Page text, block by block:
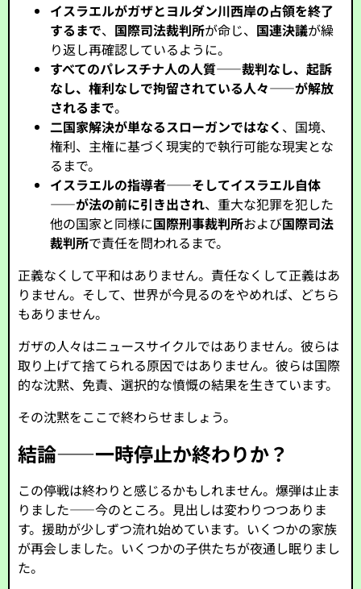
イスラエルがガザとヨルダン川西岸の占領を終了
するまで、 国際司法裁判所が命じ、 国連決議が繰
り返し再確認しているように。
すべてのパレスチナ人の人質――裁判なし、起訴
なし、権利なしで拘留されている人々――が解放
されるまで。
二国家解決が単なるスローガンではなく 、国境、
権利、主権に基づく現実的で執行可能な現実とな
るまで。
イスラエルの指導者――そしてイスラエル自体
――が法の前に引き出され、重大な犯罪を犯した
他の国家と同様に国際刑事裁判所および国際司法
裁判所で責任を問われるまで。
正義なくして平和はありません。責任なくして正義はあ
りません。そして、世界が今見るのをやめれば、どちら
もありません。
ガザの人々はニュースサイクルではありません。彼らは
取り上げて捨てられる原因ではありません。彼らは国際
的な沈黙、免責、選択的な憤慨の結果を生きています。
その沈黙をここで終わらせましょう。
結論――一時停止か終わりか？
この停戦は終わりと感じるかもしれません。爆弾は止ま
りました――今のところ。見出しは変わりつつありま
す。援助が少しずつ流れ始めています。いくつかの家族
が再会しました。いくつかの子供たちが夜通し眠りまし
た。